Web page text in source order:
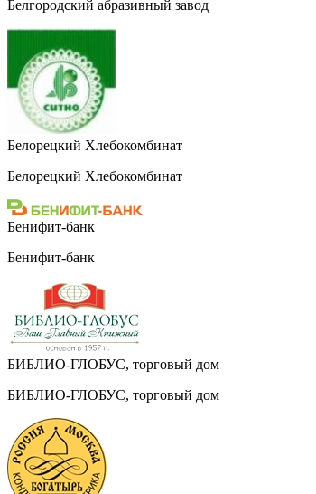
Белгородский абразивный завод
Белорецкий Хлебокомбинат
Белорецкий Хлебокомбинат
Бенифит-банк
Бенифит-банк
БИБЛИО-ГЛОБУС, торговый дом
БИБЛИО-ГЛОБУС, торговый дом